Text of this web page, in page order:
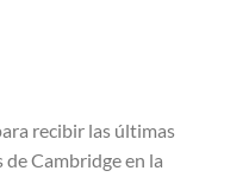
recibir las últimas
Cambridge en la